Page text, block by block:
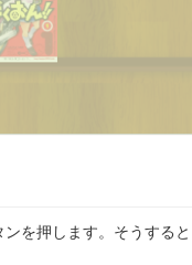
を押します。そうする